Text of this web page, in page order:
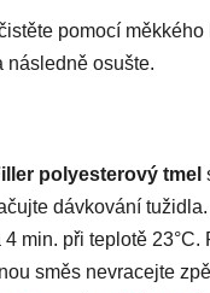
pomocí
následně osušte.
polyesterový tmel
dávkování tužidla.
min. při teplotě
směs nevracejte